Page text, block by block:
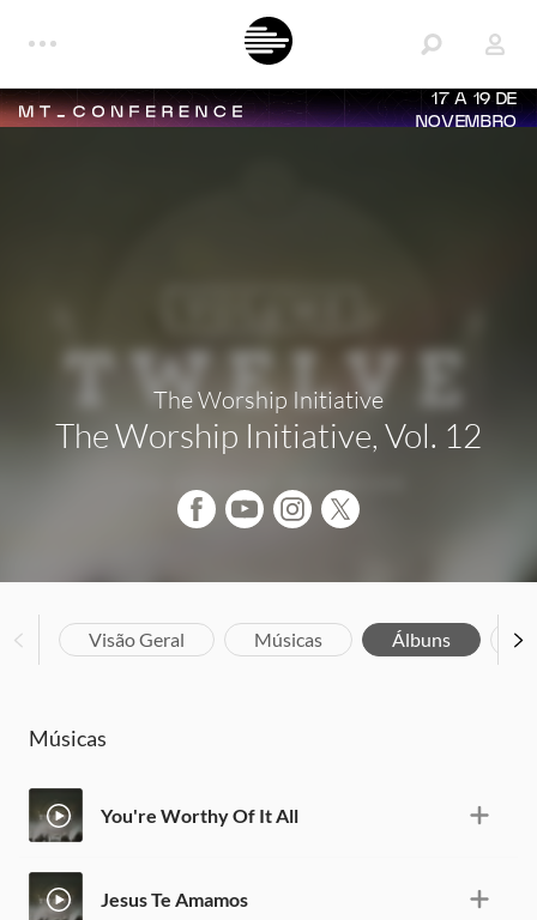
17 A 19 DE
NOVEMBRO
The Worship Initiative
The Worship Initiative, Vol. 12
Visão Geral Músicas Álbuns
Músicas
You're Worthy Of It All
Jesus Te Amamos